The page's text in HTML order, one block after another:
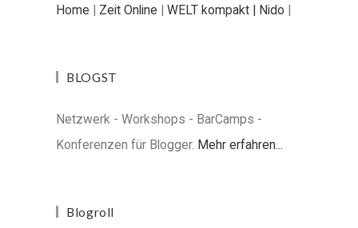
Home | Zeit Online | WELT kompakt | Nido |
BLOGST
Netzwerk - Workshops - BarCamps -
Konferenzen für Blogger. Mehr erfahren...
Blogroll